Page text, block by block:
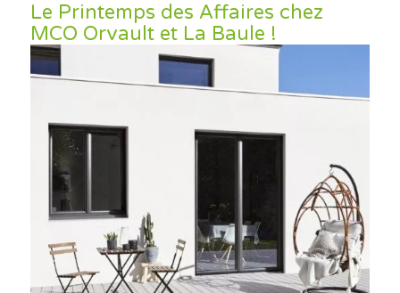
Le Printemps des Affaires chez
MCO Orvault et La Baule !